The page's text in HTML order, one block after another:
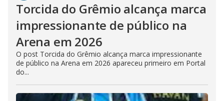
Torcida do Grêmio alcança marca
impressionante de público na
Arena em 2026
O post Torcida do Grêmio alcança marca impressionante
de público na Arena em 2026 apareceu primeiro em Portal
do...